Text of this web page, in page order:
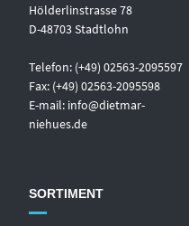
Hölderlinstrasse 78
D-48703 Stadtlohn
Telefon: (+49) 02563-2095597
Fax: (+49) 02563-2095598
E-mail: info@dietmar-
niehues.de
SORTIMENT